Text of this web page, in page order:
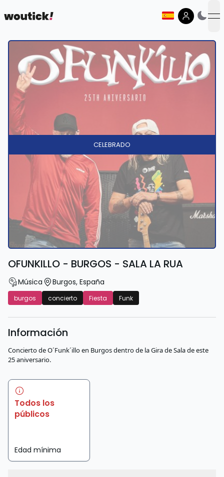
CELEBRADO
OFUNKILLO - BURGOS - SALA LA RUA
Música Burgos, España
burgos concierto Fiesta Funk
Información
Concierto de O´Funk´illo en Burgos dentro de la Gira de Sala de este
25 aniversario.
Todos los
públicos
Edad mínima